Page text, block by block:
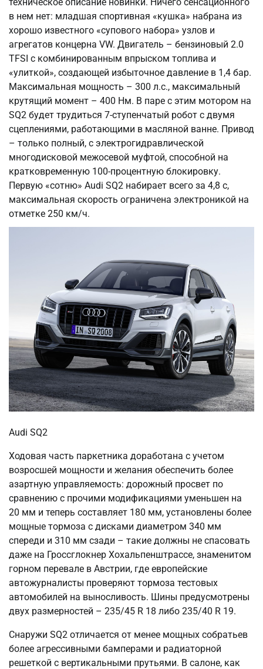
в нем нет: младшая спортивная «кушка» набрана из
хорошо известного «супового набора» узлов и
агрегатов концерна VW. Двигатель – бензиновый 2.0
TFSI с комбинированным впрыском топлива и
«улиткой», создающей избыточное давление в 1,4 бар.
Максимальная мощность – 300 л.с., максимальный
крутящий момент – 400 Нм. В паре с этим мотором на
SQ2 будет трудиться 7-ступенчатый робот с двумя
сцеплениями, работающими в масляной ванне. Привод
– только полный, с электрогидравлической
многодисковой межосевой муфтой, способной на
кратковременную 100-процентную блокировку.
Первую «сотню» Audi SQ2 набирает всего за 4,8 с,
максимальная скорость ограничена электроникой на
отметке 250 км/ч.
Audi SQ2
Ходовая часть паркетника доработана с учетом
возросшей мощности и желания обеспечить более
азартную управляемость: дорожный просвет по
сравнению с прочими модификациями уменьшен на
20 мм и теперь составляет 180 мм, установлены более
мощные тормоза с дисками диаметром 340 мм
спереди и 310 мм сзади – такие должны не спасовать
даже на Гроссглокнер Хохальпенштрассе, знаменитом
горном перевале в Австрии, где европейские
автожурналисты проверяют тормоза тестовых
автомобилей на выносливость. Шины предусмотрены
двух размерностей – 235/45 R 18 либо 235/40 R 19.
Снаружи SQ2 отличается от менее мощных собратьев
более агрессивными бамперами и радиаторной
решеткой с вертикальными прутьями. В салоне, как